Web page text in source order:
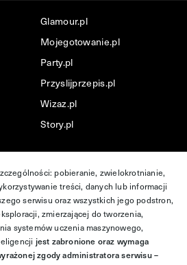
Glamour.pl
Mojegotowanie.pl
Party.pl
Przyslijprzepis.pl
Wizaz.pl
Story.pl
pobieranie, zwielokrotnianie,
treści, danych lub informacji
serwisu oraz wszystkich jego podstron,
zmierzającej do tworzenia,
systemów uczenia maszynowego,
jest zabronione oraz wymaga
zgody administratora serwisu –